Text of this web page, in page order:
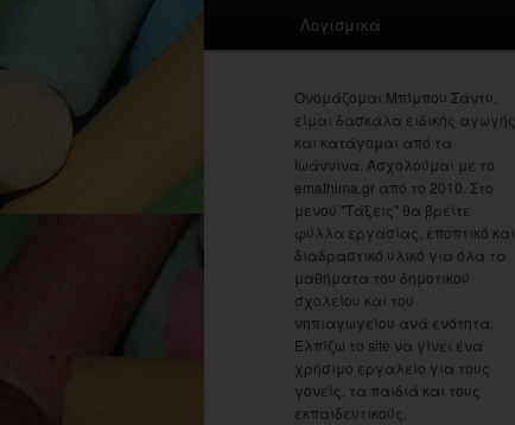
Λογισμικά
Ονομάζομαι Μπίμπου Σάντυ,
είμαι δασκάλα ειδικής αγωγής
και κατάγομαι από τα
Ιωάννινα. Ασχολούμαι με το
emathima.gr από το 2010. Στο
μενού "Τάξεις" θα βρείτε
φύλλα εργασίας, εποπτικό και
διαδραστικό υλικό για όλα τα
μαθήματα του δημοτικού
σχολείου και του
νηπιαγωγείου ανά ενότητα.
Ελπίζω το site να γίνει ένα
χρήσιμο εργαλείο για τους
γονείς, τα παιδιά και τους
εκπαιδευτικούς.